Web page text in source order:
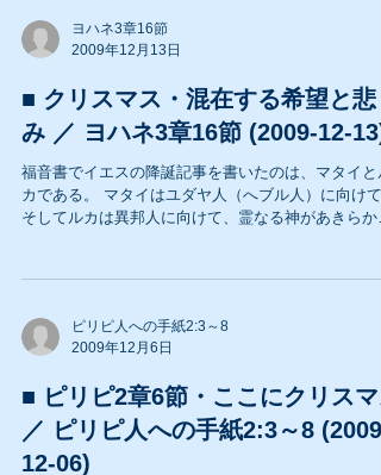
ヨハネ3章16節
2009年12月13日
■ クリスマス・混在する希望と悲
み ／ ヨハネ3章16節 (2009-12-13)
福音書でイエスの降誕記事を書いたのは、マタイと
カである。 マタイはユダヤ人（へブル人）に向けて、
そしてルカは異邦人に向けて、霊なる神があきらか
ピリピ人への手紙2:3～8
2009年12月6日
■ ピリピ2章6節・ここにクリスマ
／ ピリピ人への手紙2:3～8 (2009-
12-06)